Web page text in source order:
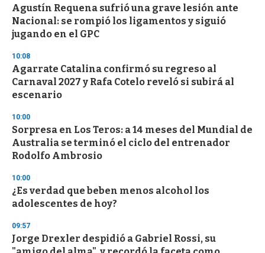
Agustín Requena sufrió una grave lesión ante
Nacional: se rompió los ligamentos y siguió
jugando en el GPC
10:08
Agarrate Catalina confirmó su regreso al
Carnaval 2027 y Rafa Cotelo reveló si subirá al
escenario
10:00
Sorpresa en Los Teros: a 14 meses del Mundial de
Australia se terminó el ciclo del entrenador
Rodolfo Ambrosio
10:00
¿Es verdad que beben menos alcohol los
adolescentes de hoy?
09:57
Jorge Drexler despidió a Gabriel Rossi, su